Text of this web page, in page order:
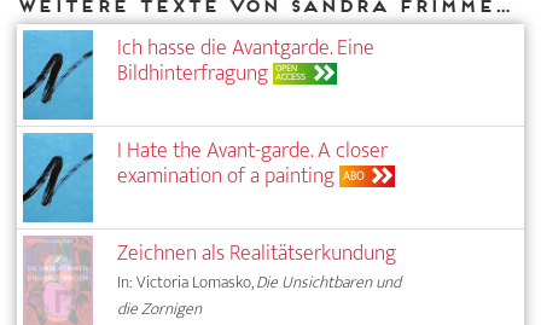
Weitere Texte von Sandra Frimmel bei DIAPHANES
Ich hasse die Avantgarde. Eine
Bildhinterfragung OPEN
ACCESS
I Hate the Avant-garde. A closer
examination of a painting ABO
Zeichnen als Realitätserkundung
In: Victoria Lomasko,Die Unsichtbaren und
die Zornigen